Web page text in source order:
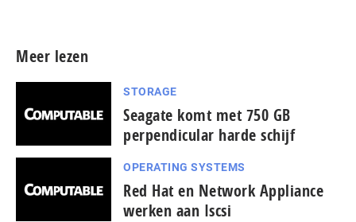
Meer lezen
STORAGE
Seagate komt met 750 GB
perpendicular harde schijf
OPERATING SYSTEMS
Red Hat en Network Appliance
werken aan Iscsi